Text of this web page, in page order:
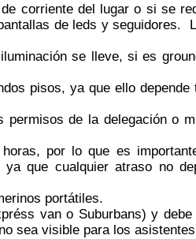
corriente del lugar o si se
de leds y seguidores.
se lleve, si es
pisos, ya que ello
de la delegación o
por lo que es
que cualquier atraso no
portátiles.
van o Suburbans) y
sea visible para los